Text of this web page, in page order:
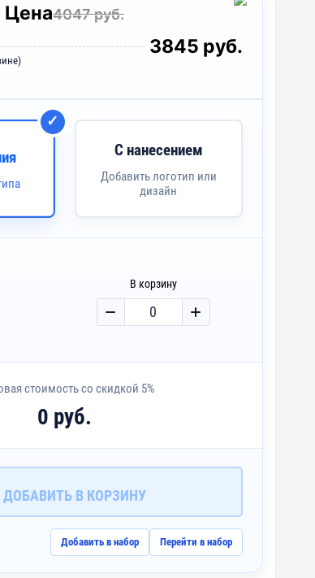
Цена4047 руб.
3845 руб.
С нанесением
Добавить логотип или
дизайн
В корзину
стоимость со скидкой 5%
0 руб.
ДОБАВИТЬ В КОРЗИНУ
Добавить в набор Перейти в набор